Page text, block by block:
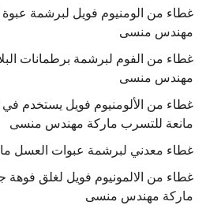
غطاء من الومنيوم فويل لبرشمة عبوة
مهندس منسى
غطاء من الفوم لبرشمة برطمانات
مهندس منسى
غطاء من الألومنيوم فويل يستخدم في
مانعة للتسرب ماركة مهندس منسى
غطاء معدني لبرشمة عبوات العسل
غطاء من الالمونيوم فويل لغلق فوهة
ماركة مهندس منسى